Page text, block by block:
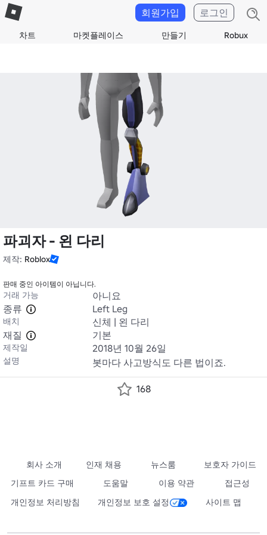
차트 마켓플레이스 만들기 Robux
회원가입 로그인
파괴자 - 왼 다리
제작: Roblox
판매 중인 아이템이 아닙니다.
거래 가능
아니요
종류
Left Leg
배치
신체 | 왼 다리
재질
기본
제작일 2018년 10월 26일
설명 봇마다 사고방식도 다른 법이죠.
168
회사 소개 인재 채용 뉴스룸
보호자 가이드
기프트 카드 구매
도움말 이용 약관
접근성
개인정보 처리방침
개인정보 보호 설정 사이트 맵